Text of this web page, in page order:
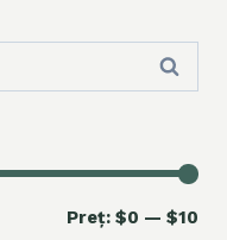
Preț: $0 — $10